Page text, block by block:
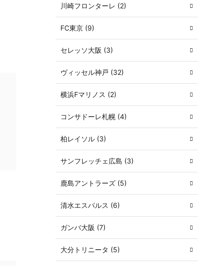
川崎フロンターレ (2)
FC東京 (9)
セレッソ大阪 (3)
ヴィッセル神戸 (32)
横浜Fマリノス (2)
コンサドーレ札幌 (4)
柏レイソル (3)
サンフレッチェ広島 (3)
鹿島アントラーズ (5)
清水エスパルス (6)
ガンバ大阪 (7)
大分トリニータ (5)